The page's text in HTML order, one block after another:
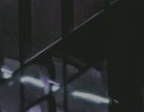
Video Solutions (AV)
Vision, Mission & Core Values
Partnership
Sostenibilità
Compliance, Privacy e
Rassegna